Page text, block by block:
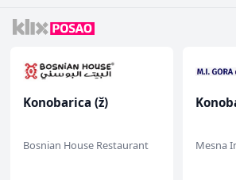
Konobarica (ž)
Bosnian House Restaurant Mesna